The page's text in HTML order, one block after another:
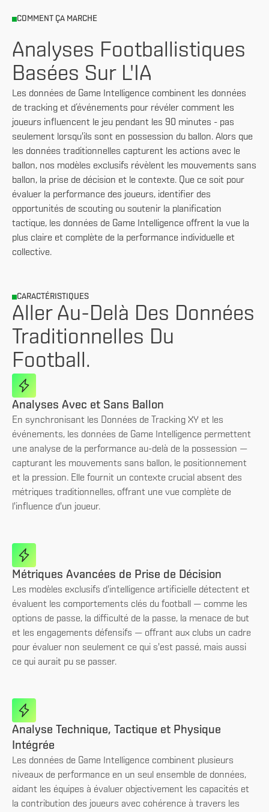
COMMENT ÇA MARCHE
Analyses Footballistiques
Basées Sur L'IA
Les données de Game Intelligence combinent les données
de tracking et d’événements pour révéler comment les
joueurs influencent le jeu pendant les 90 minutes - pas
seulement lorsqu'ils sont en possession du ballon. Alors que
les données traditionnelles capturent les actions avec le
ballon, nos modèles exclusifs révèlent les mouvements sans
ballon, la prise de décision et le contexte. Que ce soit pour
évaluer la performance des joueurs, identifier des
opportunités de scouting ou soutenir la planification
tactique, les données de Game Intelligence offrent la vue la
plus claire et complète de la performance individuelle et
collective.
CARACTÉRISTIQUES
Aller Au-Delà Des Données
Traditionnelles Du
Football.
Analyses Avec et Sans Ballon
En synchronisant les Données de Tracking XY et les
événements, les données de Game Intelligence permettent
une analyse de la performance au-delà de la possession —
capturant les mouvements sans ballon, le positionnement
et la pression. Elle fournit un contexte crucial absent des
métriques traditionnelles, offrant une vue complète de
l'influence d'un joueur.
Métriques Avancées de Prise de Décision
Les modèles exclusifs d'intelligence artificielle détectent et
évaluent les comportements clés du football — comme les
options de passe, la difficulté de la passe, la menace de but
et les engagements défensifs — offrant aux clubs un cadre
pour évaluer non seulement ce qui s'est passé, mais aussi
ce qui aurait pu se passer.
Analyse Technique, Tactique et Physique
Intégrée
Les données de Game Intelligence combinent plusieurs
niveaux de performance en un seul ensemble de données,
aidant les équipes à évaluer objectivement les capacités et
la contribution des joueurs avec cohérence à travers les